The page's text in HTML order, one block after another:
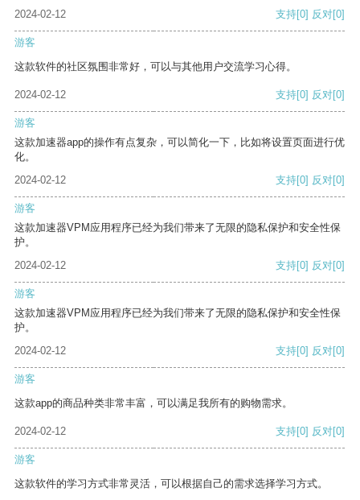
2024-02-12 支持[0] 反对[0]
游客
这款软件的社区氛围非常好，可以与其他用户交流学习心得。
2024-02-12 支持[0] 反对[0]
游客
这款加速器app的操作有点复杂，可以简化一下，比如将设置页面进行优
化。
2024-02-12
支持[0] 反对[0]
游客
这款加速器VPM应用程序已经为我们带来了无限的隐私保护和安全性保
护。
2024-02-12
支持[0] 反对[0]
游客
这款加速器VPM应用程序已经为我们带来了无限的隐私保护和安全性保
护。
2024-02-12
支持[0] 反对[0]
游客
这款app的商品种类非常丰富，可以满足我所有的购物需求。
2024-02-12 支持[0] 反对[0]
游客
这款软件的学习方式非常灵活，可以根据自己的需求选择学习方式。